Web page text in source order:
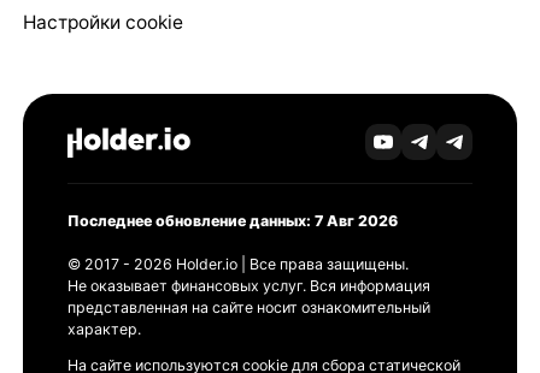
Настройки cookie
Последнее обновление данных: 7 Авг 2026
© 2017 - 2026 Holder.io | Все права защищены.
Не оказывает финансовых услуг. Вся информация
представленная на сайте носит ознакомительный
характер.
На сайте используются cookie для сбора статической